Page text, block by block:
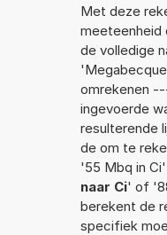
Met deze
meeteenheid
de volledige
omrekenen
ingevoerde
resulterende
de om te
'55 Mbq in
naar Ci' of
berekent de
specifiek